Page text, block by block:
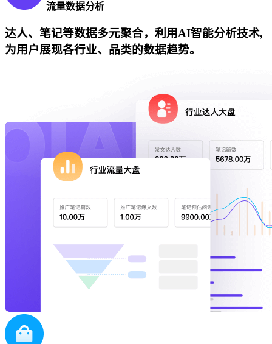
流量数据分析
达人、笔记等数据多元聚合，利用AI智能分析技术,
为用户展现各行业、品类的数据趋势。